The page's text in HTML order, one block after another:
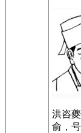
洪咨
俞，